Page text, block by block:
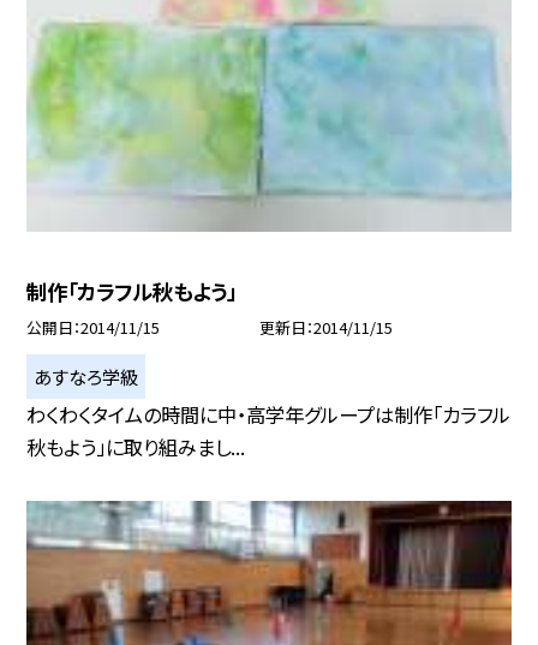
制作「カラフル秋もよう」
公開日 2014/11/15 更新日 2014/11/15
あすなろ学級
わくわくタイムの時間に中・高学年グループは制作「カラフル
秋もよう」に取り組みまし...